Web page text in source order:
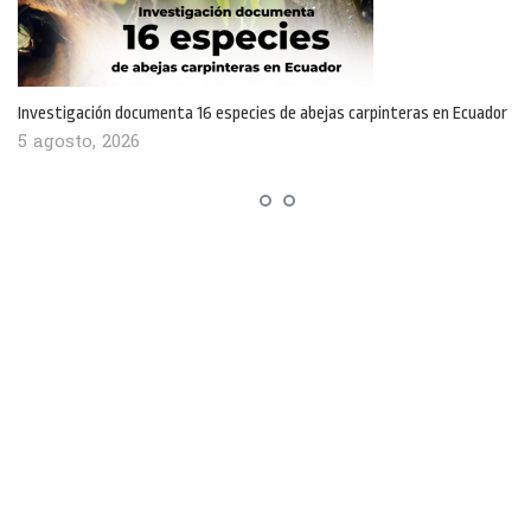
Investigación documenta 16 especies de abejas carpinteras en Ecuador
5 agosto, 2026